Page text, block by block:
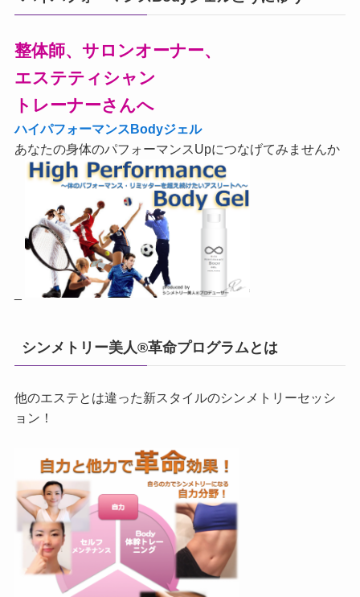
整体師、サロンオーナー、
エステティシャン
トレーナーさんへ
ハイパフォーマンスBodyジェル
あなたの身体のパフォーマンスUpにつなげてみませんか
シンメトリー美人®革命プログラムとは
他のエステとは違った新スタイルのシンメトリーセッシ
ョン！